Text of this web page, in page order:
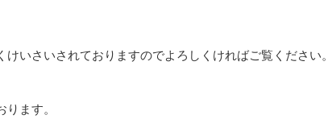
いさいされておりますのでよろしくければご覧ください。
ます。